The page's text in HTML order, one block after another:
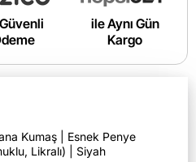
ile Aynı Gün
Kargo
Kumaş | Esnek Penye
Likralı) | Siyah